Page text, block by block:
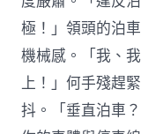
極！」領頭的泊
機械感。「我、
上！」何手殘趕
抖。「垂直泊車